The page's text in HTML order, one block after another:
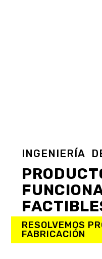
INGENIERÍA
RESOLVEMOS
FABRICACIÓN